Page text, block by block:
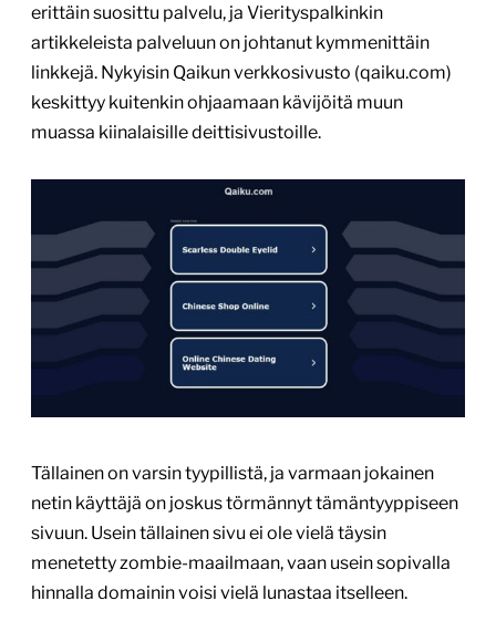
erittäin suosittu palvelu, ja Vierityspalkinkin
artikkeleista palveluun on johtanut kymmenittäin
linkkejä. Nykyisin Qaikun verkkosivusto (qaiku.com)
keskittyy kuitenkin ohjaamaan kävijöitä muun
muassa kiinalaisille deittisivustoille.
Tällainen on varsin tyypillistä, ja varmaan jokainen
netin käyttäjä on joskus törmännyt tämäntyyppiseen
sivuun. Usein tällainen sivu ei ole vielä täysin
menetetty zombie-maailmaan, vaan usein sopivalla
hinnalla domainin voisi vielä lunastaa itselleen.